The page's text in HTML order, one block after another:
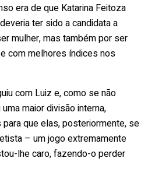
era de que Katarina Feitoza
ter sido a candidata a
mulher, mas também por ser
com melhores índices nos
com Luiz e, como se não
maior divisão interna,
que elas, posteriormente, se
– um jogo extremamente
lhe caro, fazendo-o perder